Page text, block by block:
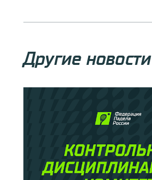
Другие новости